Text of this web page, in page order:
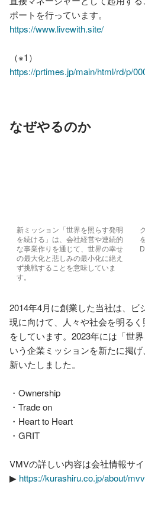
https://www.livewith.site/
（※1）
https://prtimes.jp/main/html/rd/p/
なぜやるのか
新ミッション「世界を照らす発明
を続ける」は、会社経営や連続的
な事業作りを通じて、世界の幸せ
の最大化と悲しみの最小化に絶え
ず挑戦することを意味していま
す。
2014年4月に創業した当社は、ビ
現に向けて、人々や社会を明る
をしています。2023年には「世
いう企業ミッションを新たに掲
新いたしました。
・Ownership
・Trade on
・Heart to Heart
・GRIT
VMVの詳しい内容は会社情報サ
▶︎ https://kurashiru.co.jp/about/mvv